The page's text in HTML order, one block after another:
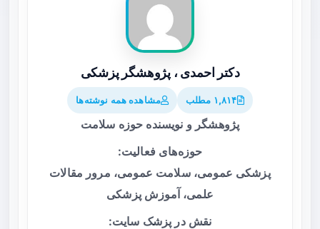
دکتر احمدی ، پژوهشگر پزشکی
۱,۸۱۴ مطلب مشاهده همه نوشته‌ها
پژوهشگر و نویسنده حوزه سلامت
حوزه‌های فعالیت:
پزشکی عمومی، سلامت عمومی، مرور مقالات
علمی، آموزش پزشکی
نقش در پزشک سایت: